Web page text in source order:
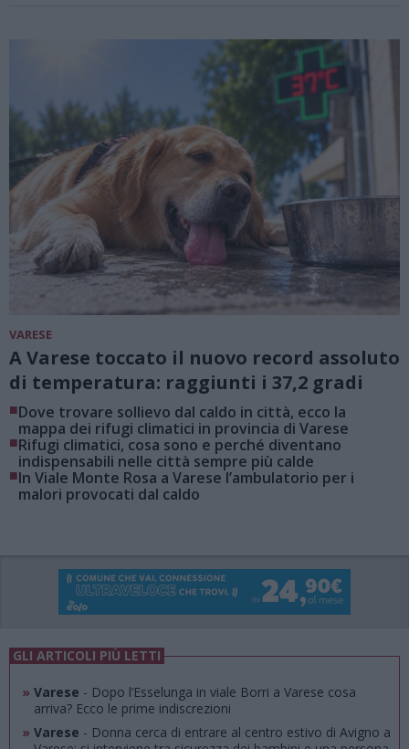
VARESE
A Varese toccato il nuovo record assoluto
di temperatura: raggiunti i 37,2 gradi
■Dove trovare sollievo dal caldo in città, ecco la
mappa dei rifugi climatici in provincia di Varese
■Rifugi climatici, cosa sono e perché diventano
indispensabili nelle città sempre più calde
■In Viale Monte Rosa a Varese l’ambulatorio per i
malori provocati dal caldo
GLI ARTICOLI PIÙ LETTI
» Varese - Dopo l’Esselunga in viale Borri a Varese cosa
arriva? Ecco le prime indiscrezioni
» Varese - Donna cerca di entrare al centro estivo di Avigno a